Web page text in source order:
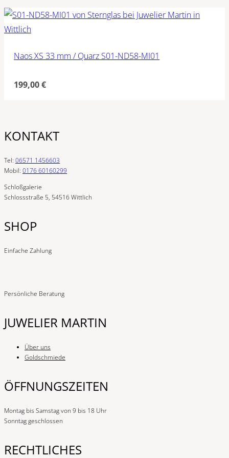
Naos XS 33 mm / Quarz S01-ND58-MI01
199,00€
KONTAKT
Tel: 06571 1456603
Mobil: 0176 60160299
Schloßgalerie
Schlossstraße 5, 54516 Wittlich
SHOP
Einfache Zahlung
Persönliche Beratung
JUWELIER MARTIN
Über uns
Goldschmiede
ÖFFNUNGSZEITEN
Montag bis Samstag von 9 bis 18 Uhr
Sonntag geschlossen
RECHTLICHES